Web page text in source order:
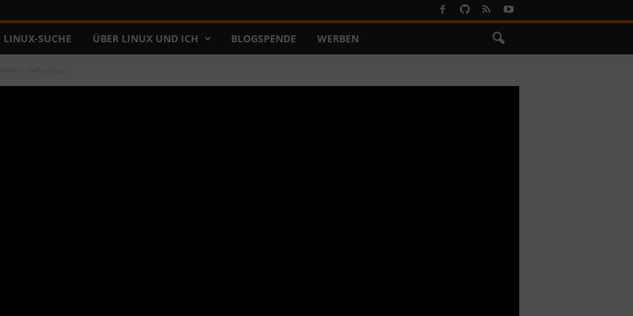
LINUX-SUCHE ÜBER LINUX UND ICH BLOGSPENDE WERBEN